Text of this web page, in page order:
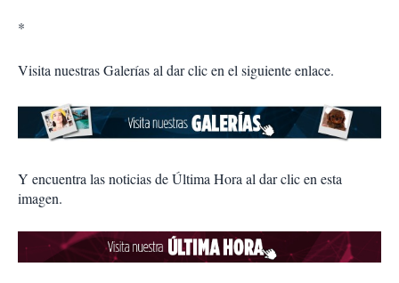
*
Visita nuestras Galerías al dar clic en el siguiente enlace.
Y encuentra las noticias de Última Hora al dar clic en esta
imagen.